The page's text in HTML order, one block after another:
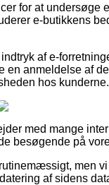
for at undersøge
e-butikkens
af e-
en anmeldelse af
hos kunderne.
med mange
besøgende på
men
af sidens